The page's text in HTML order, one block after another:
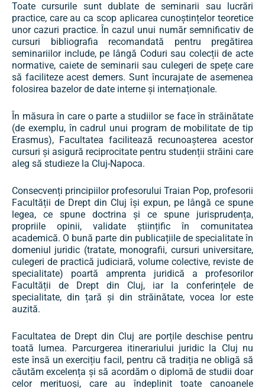
Toate cursurile sunt dublate de seminarii sau lucrări
practice, care au ca scop aplicarea cunoștințelor teoretice
unor cazuri practice. În cazul unui număr semnificativ de
cursuri bibliografia recomandată pentru pregătirea
seminariilor include, pe lângă Coduri sau colecții de acte
normative, caiete de seminarii sau culegeri de spețe care
să faciliteze acest demers. Sunt încurajate de asemenea
folosirea bazelor de date interne și internaționale.
În măsura în care o parte a studiilor se face în străinătate
(de exemplu, în cadrul unui program de mobilitate de tip
Erasmus), Facultatea facilitează recunoașterea acestor
cursuri și asigură reciprocitate pentru studenții străini care
aleg să studieze la Cluj-Napoca.
Consecvenți principiilor profesorului Traian Pop, profesorii
Facultății de Drept din Cluj își expun, pe lângă ce spune
legea, ce spune doctrina și ce spune jurisprudența,
propriile opinii, validate științific în comunitatea
academică. O bună parte din publicațiile de specialitate în
domeniul juridic (tratate, monografii, cursuri universitare,
culegeri de practică judiciară, volume colective, reviste de
specialitate) poartă amprenta juridică a profesorilor
Facultății de Drept din Cluj, iar la conferințele de
specialitate, din țară și din străinătate, vocea lor este
auzită.
Facultatea de Drept din Cluj are porțile deschise pentru
toată lumea. Parcurgerea itinerariului juridic la Cluj nu
este însă un exercițiu facil, pentru că tradiția ne obligă să
căutăm excelența și să acordăm o diplomă de studii doar
celor merituoși, care au îndeplinit toate canoanele